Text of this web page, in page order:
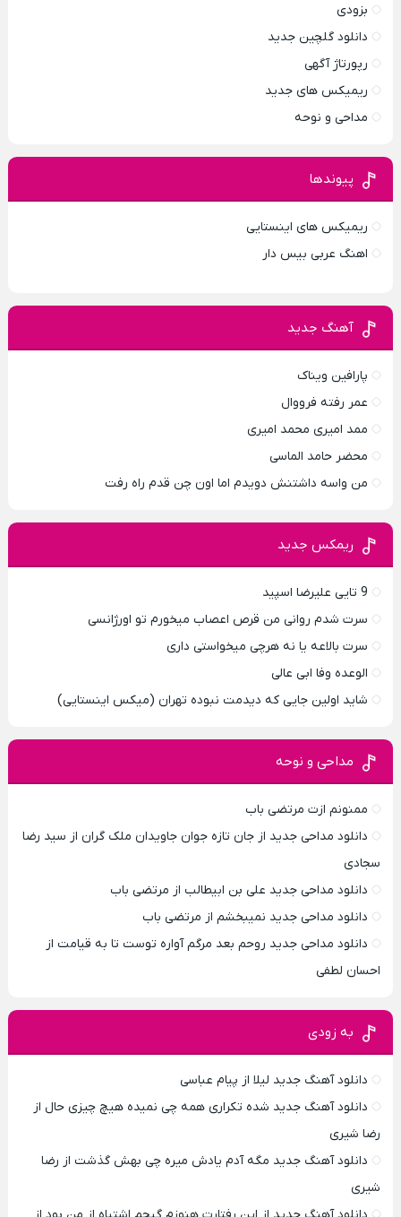
بزودی
دانلود گلچین جدید
رپورتاژ آگهی
ریمیکس های جدید
مداحی و نوحه
پیوندها
ریمیکس های اینستایی
اهنگ عربی بیس دار
آهنگ جدید
پارافين ویناک
عمر رفته فرووال
ممد امیری محمد امیری
محضر حامد الماسی
من واسه داشتنش دویدم اما اون چن قدم راه رفت
ریمکس جدید
9 تایی علیرضا اسپید
سرت شدم روانی من قرص اعصاب میخورم تو اورژانسی
سرت بالاعه یا نه هرچی میخواستی داری
الوعده وفا ابی عالی
شاید اولین جایی که دیدمت نبوده تهران (میکس اینستایی)
مداحی و نوحه
ممنونم ازت مرتضی باب
دانلود مداحی جدید از جان تازه جوان جاویدان ملک گران از سید رضا
سجادی
دانلود مداحی جدید علی بن ابیطالب از مرتضی باب
دانلود مداحی جدید نمیبخشم از مرتضی باب
دانلود مداحی جدید روحم بعد مرگم آواره توست تا به قیامت از
احسان لطفی
به زودی
دانلود آهنگ جدید لیلا از پیام عباسی
دانلود آهنگ جدید شده تکراری همه چی نمیده هیچ چیزی حال از
رضا شیری
دانلود آهنگ جدید مگه آدم یادش میره چی بهش گذشت از رضا
شیری